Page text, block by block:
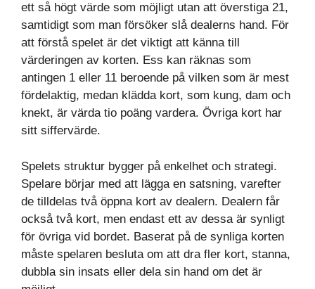
ett så högt värde som möjligt utan att överstiga 21,
samtidigt som man försöker slå dealerns hand. För
att förstå spelet är det viktigt att känna till
värderingen av korten. Ess kan räknas som
antingen 1 eller 11 beroende på vilken som är mest
fördelaktig, medan klädda kort, som kung, dam och
knekt, är värda tio poäng vardera. Övriga kort har
sitt siffervärde.
Spelets struktur bygger på enkelhet och strategi.
Spelare börjar med att lägga en satsning, varefter
de tilldelas två öppna kort av dealern. Dealern får
också två kort, men endast ett av dessa är synligt
för övriga vid bordet. Baserat på de synliga korten
måste spelaren besluta om att dra fler kort, stanna,
dubbla sin insats eller dela sin hand om det är